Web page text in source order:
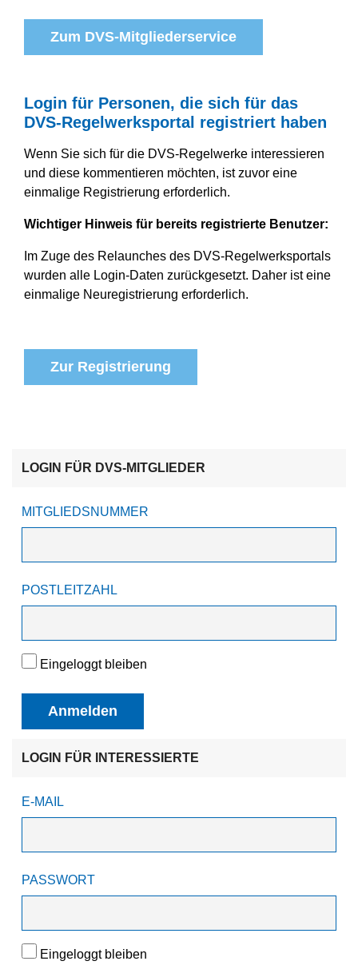
Zum DVS-Mitgliederservice
Login für Personen, die sich für das
DVS-Regelwerksportal registriert haben
Wenn Sie sich für die DVS-Regelwerke interessieren
und diese kommentieren möchten, ist zuvor eine
einmalige Registrierung erforderlich.
Wichtiger Hinweis für bereits registrierte Benutzer:
Im Zuge des Relaunches des DVS-Regelwerksportals
wurden alle Login-Daten zurückgesetzt. Daher ist eine
einmalige Neuregistrierung erforderlich.
Zur Registrierung
LOGIN FÜR DVS-MITGLIEDER
MITGLIEDSNUMMER
POSTLEITZAHL
Eingeloggt bleiben
Anmelden
LOGIN FÜR INTERESSIERTE
E-MAIL
PASSWORT
Eingeloggt bleiben